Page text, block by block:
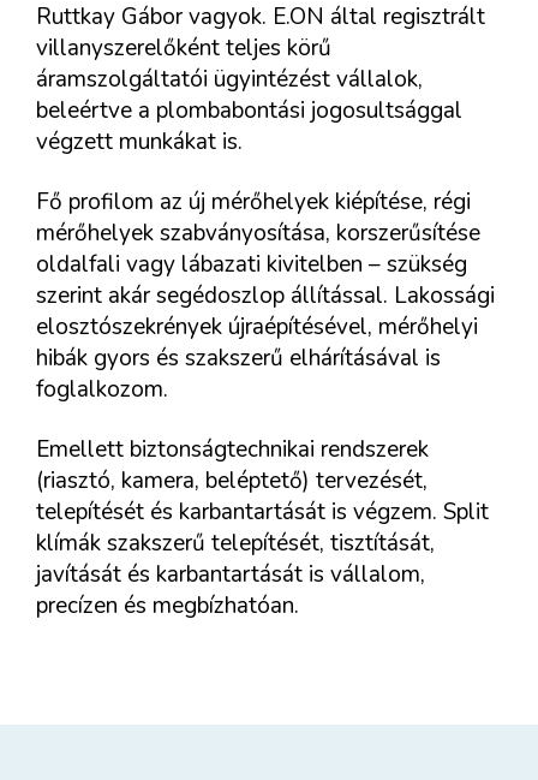
Ruttkay Gábor vagyok. E.ON által regisztrált
villanyszerelőként teljes körű
áramszolgáltatói ügyintézést vállalok,
beleértve a plombabontási jogosultsággal
végzett munkákat is.
Fő profilom az új mérőhelyek kiépítése, régi
mérőhelyek szabványosítása, korszerűsítése
oldalfali vagy lábazati kivitelben – szükség
szerint akár segédoszlop állítással. Lakossági
elosztószekrények újraépítésével, mérőhelyi
hibák gyors és szakszerű elhárításával is
foglalkozom.
Emellett biztonságtechnikai rendszerek
(riasztó, kamera, beléptető) tervezését,
telepítését és karbantartását is végzem. Split
klímák szakszerű telepítését, tisztítását,
javítását és karbantartását is vállalom,
precízen és megbízhatóan.